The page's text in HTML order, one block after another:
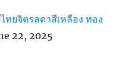
ทยจิตรลดาสีเหลือง ทอง
22, 2025